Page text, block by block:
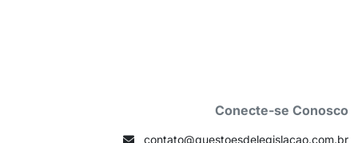
Conecte-se Conosco
contato@questoesdelegislacao.com.br